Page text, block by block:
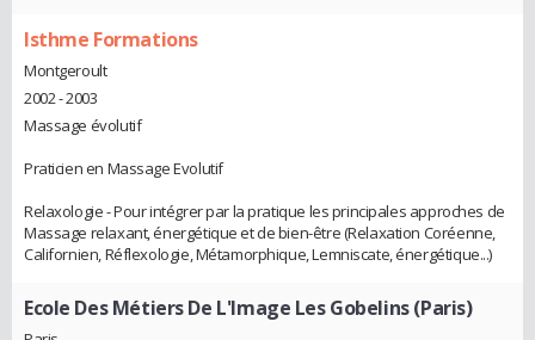
Isthme Formations
Montgeroult
2002 - 2003
Massage évolutif
Praticien en Massage Evolutif
Relaxologie - Pour intégrer par la pratique les principales approches de
Massage relaxant, énergétique et de bien-être (Relaxation Coréenne,
Californien, Réflexologie, Métamorphique, Lemniscate, énergétique...)
Ecole Des Métiers De L'Image Les Gobelins (Paris)